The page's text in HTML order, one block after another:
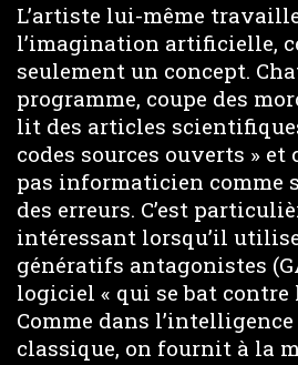
L’artiste lui-même
l’imagination artificielle,
seulement un concept.
programme, coupe des
lit des articles
codes sources ouverts » et
pas informaticien comme
des erreurs. C’est
intéressant lorsqu’il
génératifs antagonistes
logiciel « qui se bat contre
Comme dans
classique, on fournit à la